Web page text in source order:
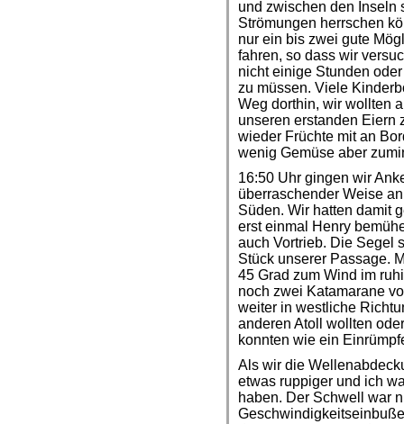
und zwischen den Inseln
Strömungen herrschen
nur ein bis zwei gute
fahren, so dass wir
nicht einige Stunden
zu müssen. Viele
Weg dorthin, wir wollten
unseren erstanden Eiern
wieder Früchte mit an
wenig Gemüse aber
16:50 Uhr gingen wir
überraschender Weise
Süden. Wir hatten damit
erst einmal Henry
auch Vortrieb. Die Segel
Stück unserer Passage.
45 Grad zum Wind im
noch zwei Katamarane
weiter in westliche
anderen Atoll wollten
konnten wie ein
Als wir die
etwas ruppiger und ich
haben. Der Schwell war